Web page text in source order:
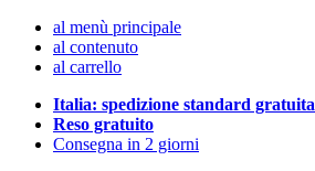
al menù principale
al contenuto
al carrello
Italia: spedizione standard gratuita
Reso gratuito
Consegna in 2 giorni